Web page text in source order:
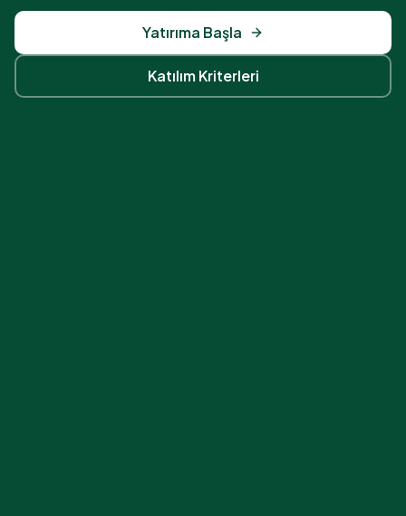
Yatırıma Başla
Katılım Kriterleri